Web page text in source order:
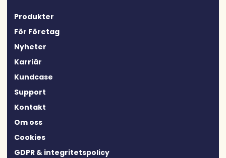
Produkter
För Företag
Nyheter
Karriär
Kundcase
Support
Kontakt
Om oss
Cookies
GDPR & integritetspolicy